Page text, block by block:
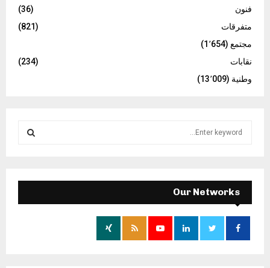
فنون
(36)
متفرقات
(821)
مجتمع (1٬654)
نقابات
(234)
وطنية (13٬009)
f
o
E
A
Our Networks